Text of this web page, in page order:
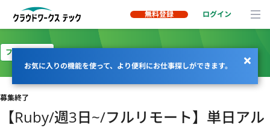
無料登録 ログイン
お気に入りの機能を使って、より便利にお仕事探しができます。
フルリモート
募集終了
【Ruby/週3日~/フルリモート】単日アル